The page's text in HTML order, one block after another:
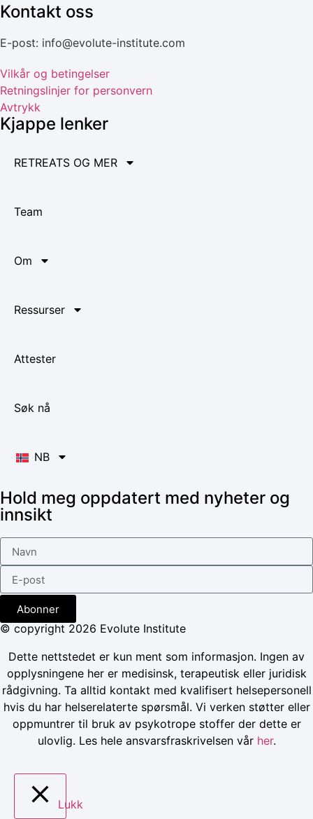
Kontakt oss
E-post: info@evolute-institute.com
Vilkår og betingelser
Retningslinjer for personvern
Avtrykk
Kjappe lenker
RETREATS OG MER
Team
Om
Ressurser
Attester
Søk nå
NB
Hold meg oppdatert med nyheter og
innsikt
Abonner
© copyright 2026 Evolute Institute
Dette nettstedet er kun ment som informasjon. Ingen av
opplysningene her er medisinsk, terapeutisk eller juridisk
rådgivning. Ta alltid kontakt med kvalifisert helsepersonell
hvis du har helserelaterte spørsmål. Vi verken støtter eller
oppmuntrer til bruk av psykotrope stoffer der dette er
ulovlig. Les hele ansvarsfraskrivelsen vår her.
Lukk